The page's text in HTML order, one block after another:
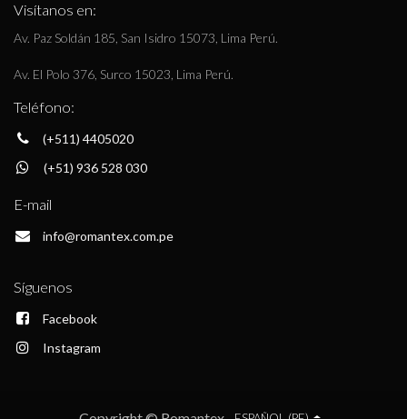
Visítanos en:
Av. Paz Soldán 185, San Isidro 15073, Lima Perú.
Av. El Polo 376, Surco 15023, Lima Perú.
Teléfono:
(+511) 4405020
(+51) 936 528 030
E-mail
info@romantex.com.pe
Síguenos
Facebook
Instagram